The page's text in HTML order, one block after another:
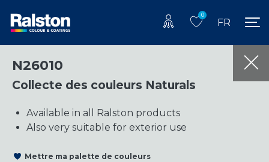
0
FR
N26010
Collecte des couleurs Naturals
Available in all Ralston products
Also very suitable for exterior use
Mettre ma palette de couleurs